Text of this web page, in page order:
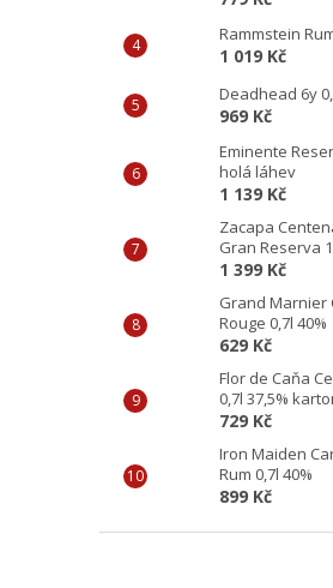
Rammstein
1 019 Kč
Deadhead 6y
969 Kč
Eminente
holá láhev
1 139 Kč
Zacapa
Gran Reserva
1 399 Kč
Grand Marnier
Rouge 0,7l 40%
629 Kč
Flor de Caňa
0,7l 37,5%
729 Kč
Iron Maiden
Rum 0,7l 40%
899 Kč